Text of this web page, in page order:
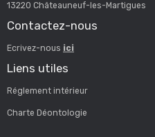
13220 Châteauneuf-les-Martigues
Contactez-nous
Ecrivez-nous ici
Liens utiles
Réglement intérieur
Charte Déontologie